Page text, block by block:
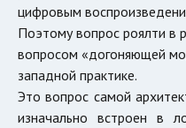
цифровым
Поэтому вопрос роялти в
вопросом «догоняющей
западной практике.
Это вопрос самой
изначально встроен в